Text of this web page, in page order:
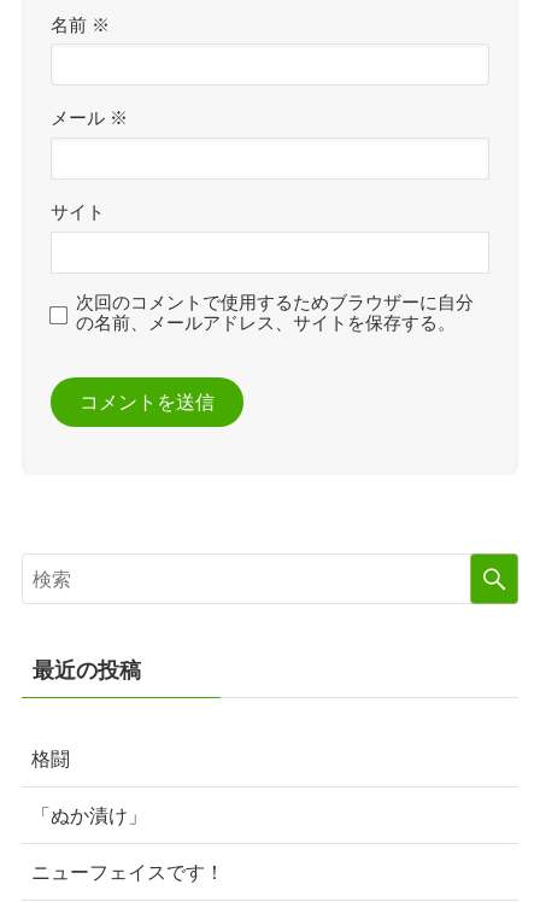
名前 ※
メール ※
サイト
次回のコメントで使用するためブラウザーに自分
の名前、メールアドレス、サイトを保存する。
最近の投稿
格闘
「ぬか漬け」
ニューフェイスです！